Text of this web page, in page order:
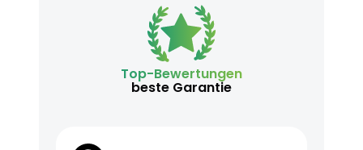
Top-Bewertungen
beste Garantie